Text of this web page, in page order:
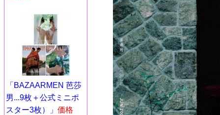
「BAZAARMEN 芭莎
男...9枚＋公式ミニポ
スター3枚）」 価格